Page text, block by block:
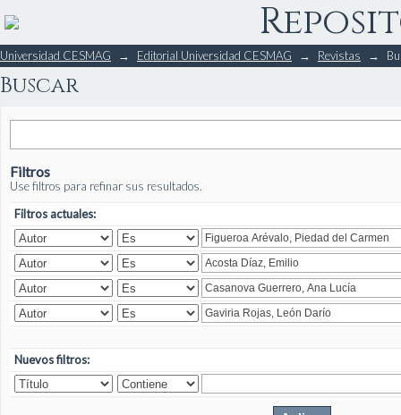
Buscar
Universidad CESMAG → Editorial Universidad CESMAG → Revistas →
Buscar
Filtros
Use filtros para refinar sus resultados.
Filtros actuales:
Nuevos filtros: